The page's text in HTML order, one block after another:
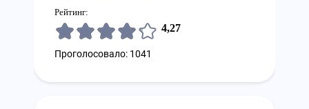
Рейтинг:
4,27
Проголосовало: 1041